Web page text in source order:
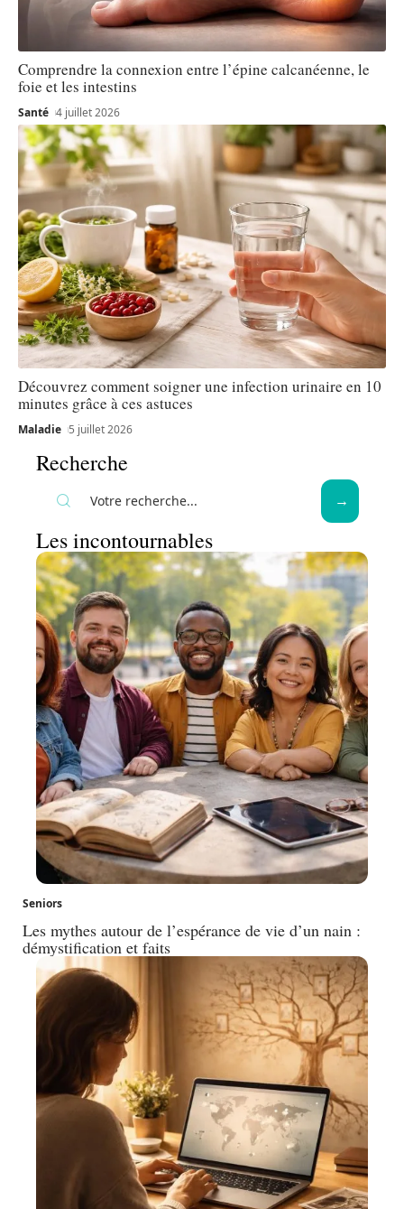
Comprendre la connexion entre l’épine calcanéenne, le
foie et les intestins
Santé 4 juillet 2026
Découvrez comment soigner une infection urinaire en 10
minutes grâce à ces astuces
Maladie 5 juillet 2026
Recherche
Les incontournables
Seniors
Les mythes autour de l’espérance de vie d’un nain :
démystification et faits